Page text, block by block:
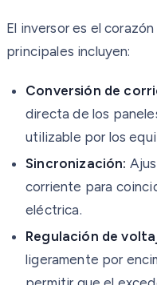
El inversor es el
principales incluyen:
Conversión de
directa de los
utilizable por los
Sincronización:
corriente para
eléctrica.
Regulación de
ligeramente por